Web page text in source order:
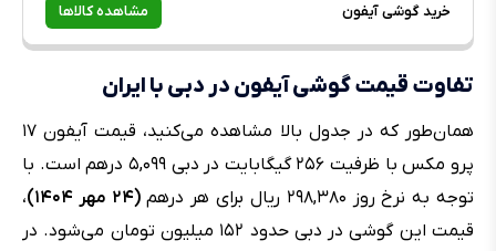
خرید گوشی آیفون مشاهده کالاها
تفاوت قیمت گوشی آیفون در دبی با ایران
همان‌طور که در جدول بالا مشاهده می‌کنید، قیمت آیفون ۱۷
پرو مکس با ظرفیت ۲۵۶ گیگابایت در دبی ۵,۰۹۹ درهم است. با
توجه به نرخ روز ۲۹۸,۳۸۰ ریال برای هر درهم
(۲۴ مهر ۱۴۰۴)
،
قیمت این گوشی در دبی حدود ۱۵۲ میلیون تومان می‌شود. در